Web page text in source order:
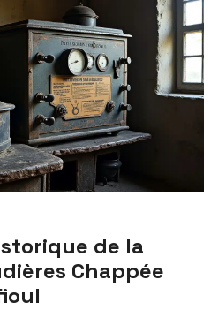
de la
Chappée